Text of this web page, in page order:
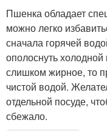
Пшенка обладает
можно легко
сначала горячей
ополоснуть
слишком жирное, то
чистой водой.
отдельной посуде,
сбежало.